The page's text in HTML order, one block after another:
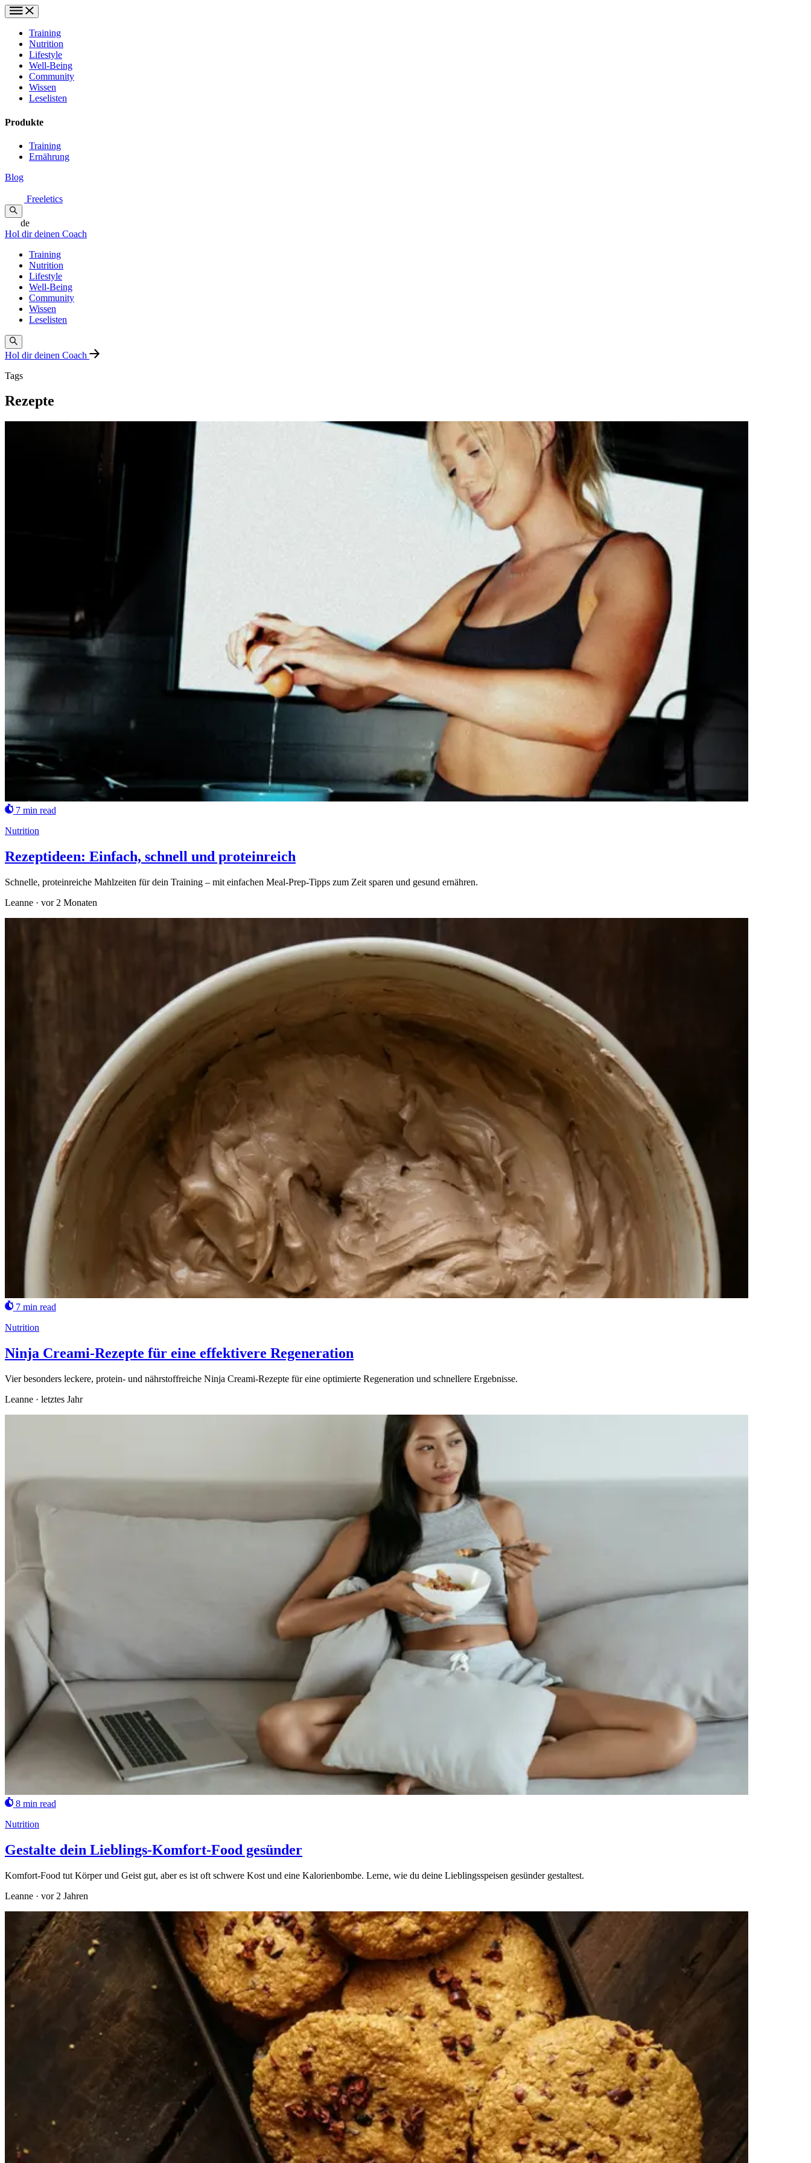
Training
Nutrition
Lifestyle
Well-Being
Community
Wissen
Leselisten
Produkte
Training
Ernährung
Blog
Freeletics
de
Hol dir deinen Coach
Training
Nutrition
Lifestyle
Well-Being
Community
Wissen
Leselisten
Hol dir deinen Coach
Tags
Rezepte
7 min read
Nutrition
Rezeptideen: Einfach, schnell und proteinreich
Schnelle, proteinreiche Mahlzeiten für dein Training – mit einfachen Meal-Prep-Tipps zum Zeit sparen und gesund ernähren.
Leanne · vor 2 Monaten
7 min read
Nutrition
Ninja Creami-Rezepte für eine effektivere Regeneration
Vier besonders leckere, protein- und nährstoffreiche Ninja Creami-Rezepte für eine optimierte Regeneration und schnellere Ergebnisse.
Leanne · letztes Jahr
8 min read
Nutrition
Gestalte dein Lieblings-Komfort-Food gesünder
Komfort-Food tut Körper und Geist gut, aber es ist oft schwere Kost und eine Kalorienbombe. Lerne, wie du deine Lieblingsspeisen gesünder gestaltest.
Leanne · vor 2 Jahren